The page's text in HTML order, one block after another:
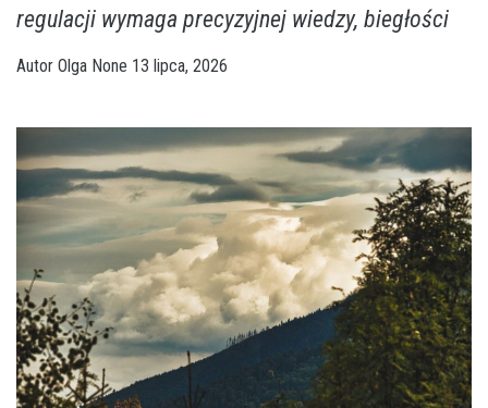
regulacji wymaga precyzyjnej wiedzy, biegłości
Autor Olga None 13 lipca, 2026